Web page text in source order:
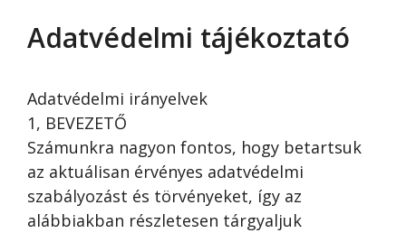
Adatvédelmi tájékoztató
Adatvédelmi irányelvek
1, BEVEZETŐ
Számunkra nagyon fontos, hogy betartsuk
az aktuálisan érvényes adatvédelmi
szabályozást és törvényeket, így az
alábbiakban részletesen tárgyaljuk